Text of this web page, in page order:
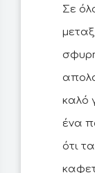
Σε
καλό
ένα
ότι